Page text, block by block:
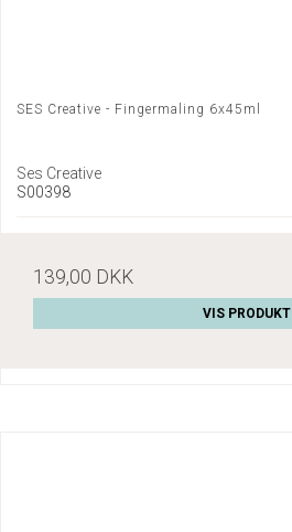
SES Creative - Fingermaling 6x45ml
Ses Creative
S00398
139,00 DKK
VIS PRODUKT